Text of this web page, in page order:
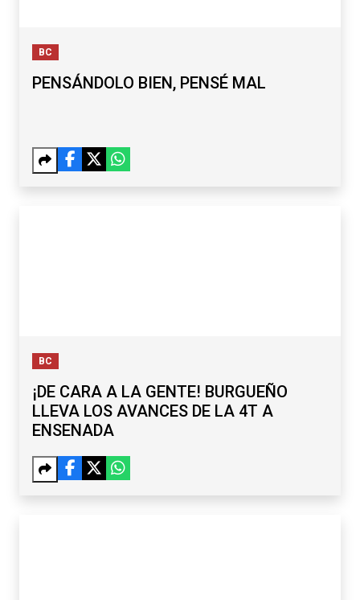
BC
PENSÁNDOLO BIEN, PENSÉ MAL
BC
¡DE CARA A LA GENTE! BURGUEÑO
LLEVA LOS AVANCES DE LA 4T A
ENSENADA